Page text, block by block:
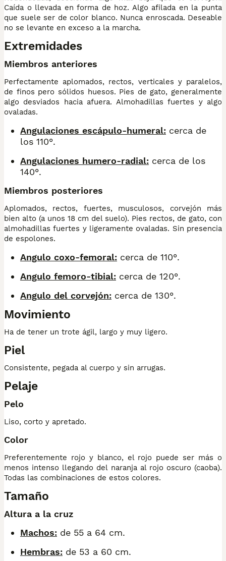
Caída o llevada en forma de hoz. Algo afilada en la punta
que suele ser de color blanco. Nunca enroscada. Deseable
no se levante en exceso a la marcha.
Extremidades
Miembros anteriores
Perfectamente aplomados, rectos, verticales y paralelos,
de finos pero sólidos huesos. Pies de gato, generalmente
algo desviados hacia afuera. Almohadillas fuertes y algo
ovaladas.
Angulaciones escápulo-humeral: cerca de
los 110°.
Angulaciones humero-radial: cerca de los
140°.
Miembros posteriores
Aplomados, rectos, fuertes, musculosos, corvejón más
bien alto (a unos 18 cm del suelo). Pies rectos, de gato, con
almohadillas fuertes y ligeramente ovaladas. Sin presencia
de espolones.
Angulo coxo-femoral: cerca de 110°.
Angulo femoro-tibial: cerca de 120°.
Angulo del corvejón: cerca de 130°.
Movimiento
Ha de tener un trote ágil, largo y muy ligero.
Piel
Consistente, pegada al cuerpo y sin arrugas.
Pelaje
Pelo
Liso, corto y apretado.
Color
Preferentemente rojo y blanco, el rojo puede ser más o
menos intenso llegando del naranja al rojo oscuro (caoba).
Todas las combinaciones de estos colores.
Tamaño
Altura a la cruz
Machos: de 55 a 64 cm.
Hembras: de 53 a 60 cm.